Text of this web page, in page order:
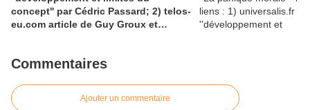
concept'' par Cédric Passard; 2) telos-
eu.com article de Guy Groux et
pour le compte rendu d'Arnaud
''la panique morale'';4) shs.cairn.info,
Pierre De Visscher : ''Craintes, peurs,
Commentaires
Ajouter un commentaire